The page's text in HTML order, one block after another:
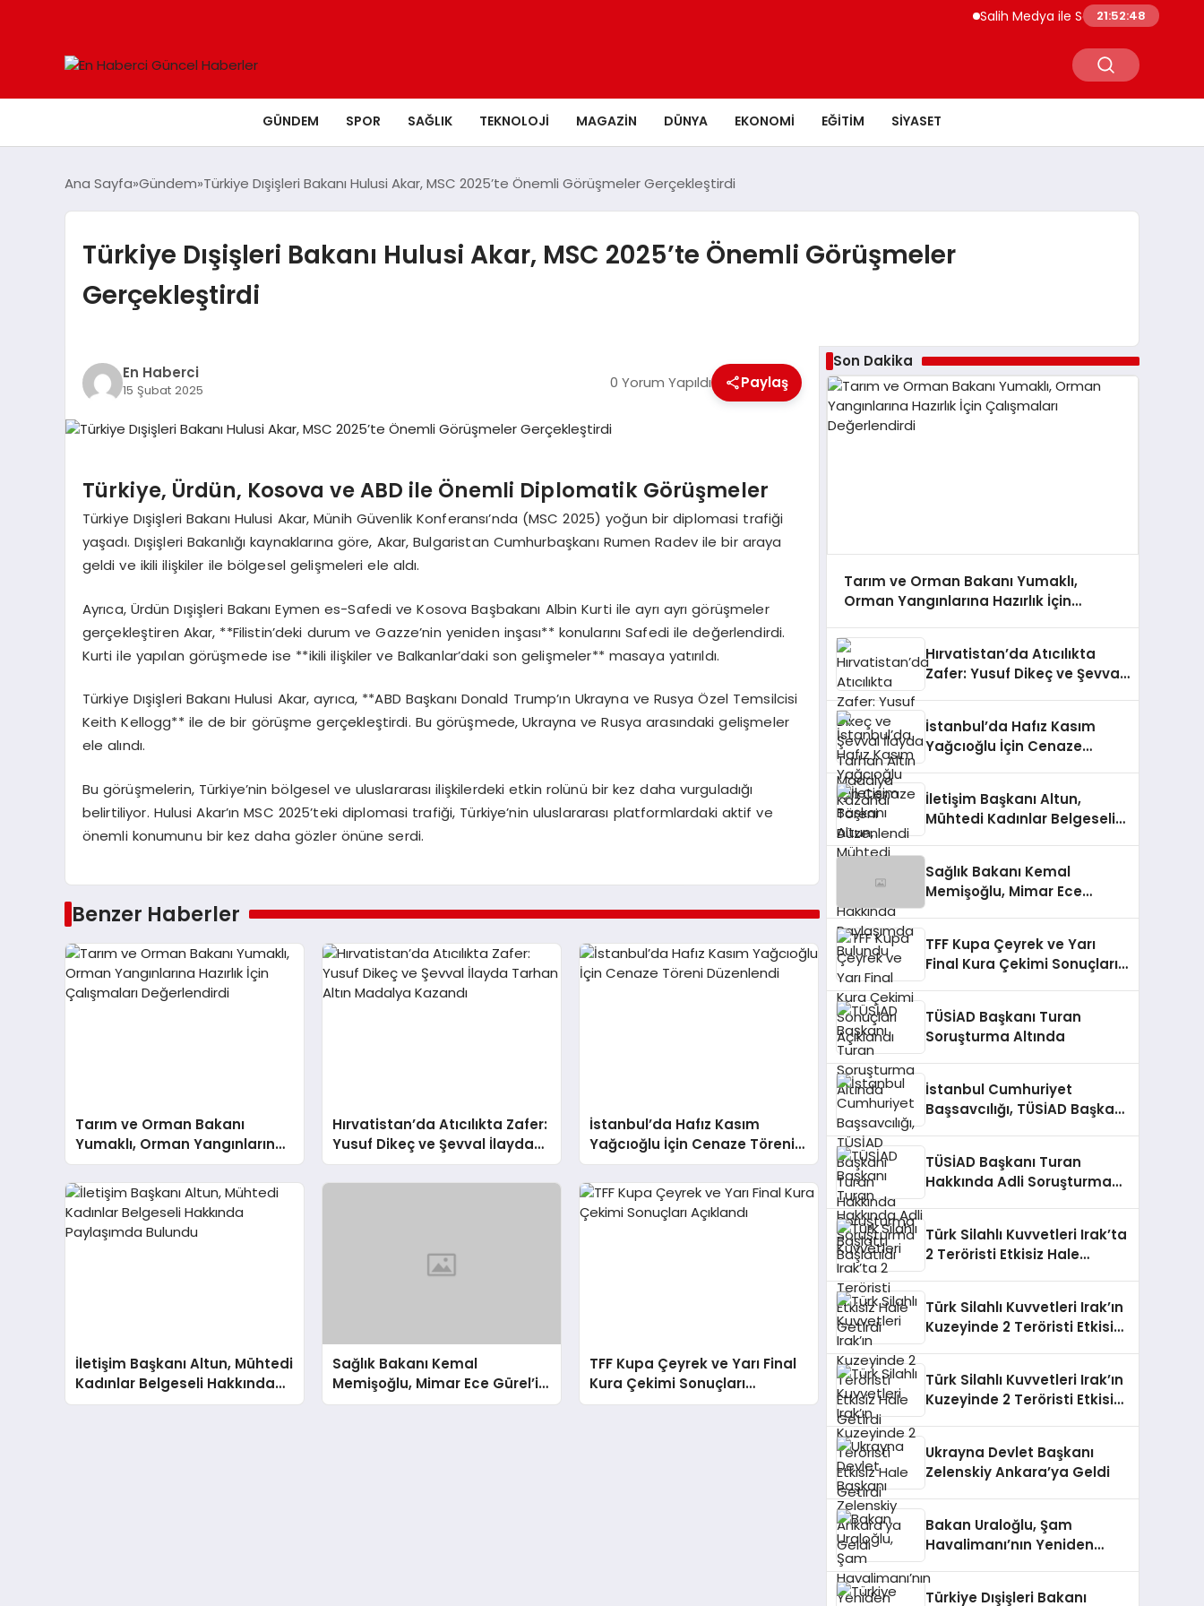
Salih Medya ile Sosyal Medya Profil
21:52:48
GÜNDEM SPOR SAĞLIK TEKNOLOJI MAGAZIN DÜNYA EKONOMI EĞITIM SIYASET
Ana Sayfa Gündem Türkiye Dışişleri Bakanı Hulusi Akar, MSC 2025’te Önemli Görüşmeler Gerçekleştirdi
Türkiye Dışişleri Bakanı Hulusi Akar, MSC 2025’te Önemli Görüşmeler
Gerçekleştirdi
En Haberci
15 Şubat 2025 0 Yorum Yapıldı Paylaş
Türkiye, Ürdün, Kosova ve ABD ile Önemli Diplomatik Görüşmeler
Türkiye Dışişleri Bakanı Hulusi Akar, Münih Güvenlik Konferansı’nda (MSC 2025) yoğun bir diplomasi trafiği
yaşadı. Dışişleri Bakanlığı kaynaklarına göre, Akar, Bulgaristan Cumhurbaşkanı Rumen Radev ile bir araya
geldi ve ikili ilişkiler ile bölgesel gelişmeleri ele aldı.
Ayrıca, Ürdün Dışişleri Bakanı Eymen es-Safedi ve Kosova Başbakanı Albin Kurti ile ayrı ayrı görüşmeler
gerçekleştiren Akar, **Filistin’deki durum ve Gazze’nin yeniden inşası** konularını Safedi ile değerlendirdi.
Kurti ile yapılan görüşmede ise **ikili ilişkiler ve Balkanlar’daki son gelişmeler** masaya yatırıldı.
Türkiye Dışişleri Bakanı Hulusi Akar, ayrıca, **ABD Başkanı Donald Trump’ın Ukrayna ve Rusya Özel Temsilcisi
Keith Kellogg** ile de bir görüşme gerçekleştirdi. Bu görüşmede, Ukrayna ve Rusya arasındaki gelişmeler
ele alındı.
Bu görüşmelerin, Türkiye’nin bölgesel ve uluslararası ilişkilerdeki etkin rolünü bir kez daha vurguladığı
belirtiliyor. Hulusi Akar’ın MSC 2025’teki diplomasi trafiği, Türkiye’nin uluslararası platformlardaki aktif ve
önemli konumunu bir kez daha gözler önüne serdi.
Benzer Haberler
Tarım ve Orman Bakanı
Yumaklı, Orman Yangınlarına
Hazırlık İçin Çalışmaları
Değerlendirdi
Hırvatistan’da Atıcılıkta Zafer:
Yusuf Dikeç ve Şevval İlayda
Tarhan Altın Madalya Kazandı
İstanbul’da Hafız Kasım
Yağcıoğlu İçin Cenaze Töreni
Düzenlendi
İletişim Başkanı Altun, Mühtedi
Kadınlar Belgeseli Hakkında
Paylaşımda Bulundu
Sağlık Bakanı Kemal
Memişoğlu, Mimar Ece Gürel’in
Kaybıyla İlgili Açıklamada
TFF Kupa Çeyrek ve Yarı Final
Kura Çekimi Sonuçları
Açıklandı
Son Dakika
Tarım ve Orman Bakanı Yumaklı,
Orman Yangınlarına Hazırlık İçin
Hırvatistan’da Atıcılıkta
Zafer: Yusuf Dikeç ve Şevval
İstanbul’da Hafız Kasım
Yağcıoğlu İçin Cenaze
İletişim Başkanı Altun,
Mühtedi Kadınlar Belgeseli
Sağlık Bakanı Kemal
Memişoğlu, Mimar Ece
TFF Kupa Çeyrek ve Yarı
Final Kura Çekimi Sonuçları
TÜSİAD Başkanı Turan
Soruşturma Altında
İstanbul Cumhuriyet
Başsavcılığı, TÜSİAD Başkanı
TÜSİAD Başkanı Turan
Hakkında Adli Soruşturma
Türk Silahlı Kuvvetleri Irak’ta
2 Teröristi Etkisiz Hale
Türk Silahlı Kuvvetleri Irak’ın
Kuzeyinde 2 Teröristi Etkisiz
Türk Silahlı Kuvvetleri Irak’ın
Kuzeyinde 2 Teröristi Etkisiz
Ukrayna Devlet Başkanı
Zelenskiy Ankara’ya Geldi
Bakan Uraloğlu, Şam
Havalimanı’nın Yeniden
Türkiye Dışişleri Bakanı